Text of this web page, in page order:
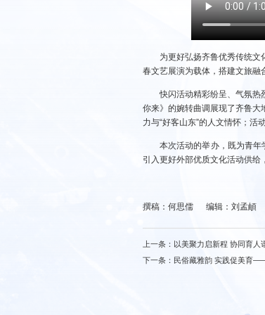
为更好弘扬齐鲁优秀传统文
春文艺展演为载体，搭建文旅融
快闪活动精彩纷呈、气氛热
你来》的婉转曲调展现了齐鲁
力与“好客山东”的人文情怀；活
本次活动的举办，既为青年
引入更好外部优质文化活动供给
撰稿：何思儒 编辑：刘孟頔
上一条： 以美聚力启新程 协同育
下一条： 民俗藏雅韵 实践促美育